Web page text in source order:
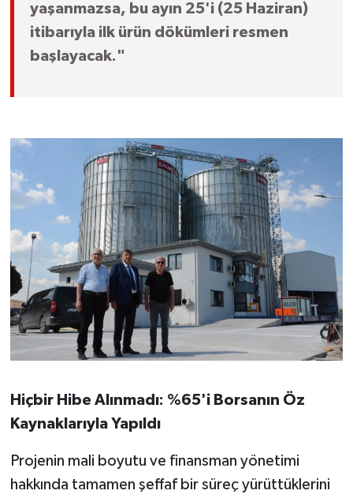
yaşanmazsa, bu ayın 25'i (25 Haziran)
itibarıyla ilk ürün dökümleri resmen
başlayacak."
Hiçbir Hibe Alınmadı: %65'i Borsanın Öz
Kaynaklarıyla Yapıldı
Projenin mali boyutu ve finansman yönetimi
hakkında tamamen şeffaf bir süreç yürüttüklerini